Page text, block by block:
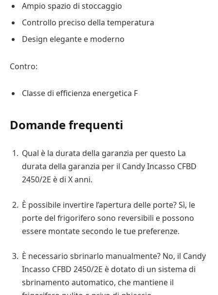
Ampio spazio di stoccaggio
Controllo preciso della temperatura
Design elegante e moderno
Contro:
Classe di efficienza energetica F
Domande frequenti
Qual è la durata della garanzia per questo La
durata della garanzia per il Candy Incasso CFBD
2450/2E è di X anni.
È possibile invertire l’apertura delle porte? Sì, le
porte del frigorifero sono reversibili e possono
essere montate secondo le tue preferenze.
È necessario sbrinarlo manualmente? No, il Candy
Incasso CFBD 2450/2E è dotato di un sistema di
sbrinamento automatico, che mantiene il